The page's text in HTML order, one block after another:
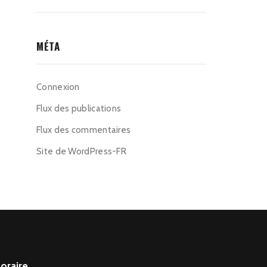
MÉTA
Connexion
Flux des publications
Flux des commentaires
Site de WordPress-FR